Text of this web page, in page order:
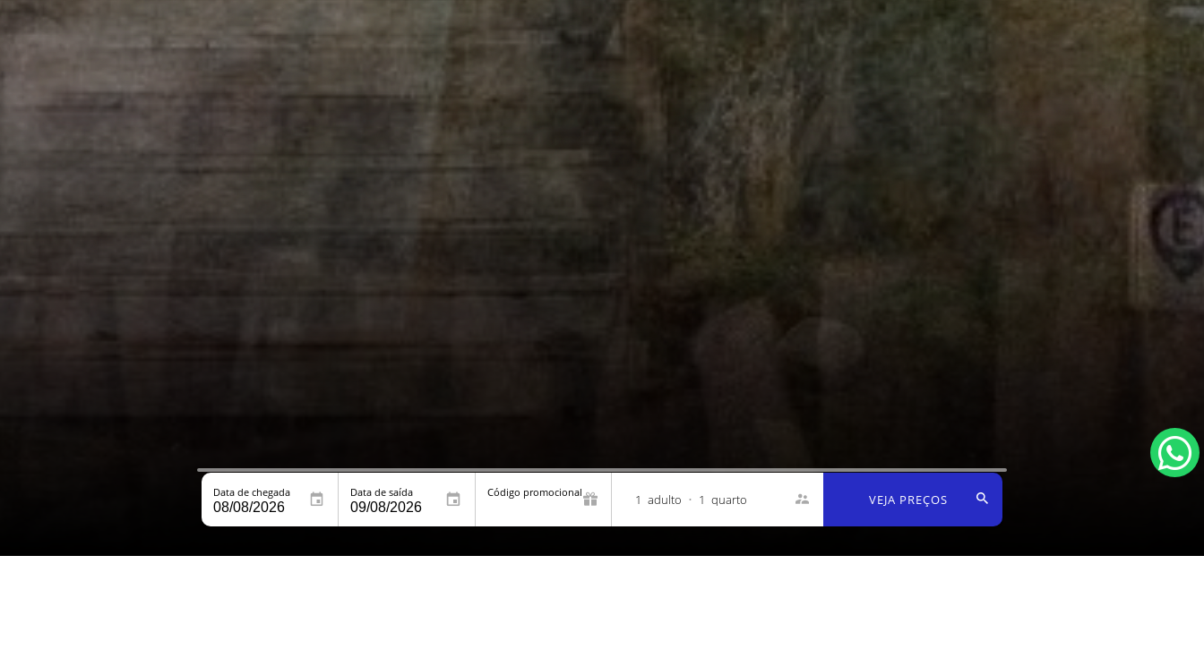
Data de chegada Data de saída Código promocional 1 adulto • 1 quarto VEJA PREÇOS